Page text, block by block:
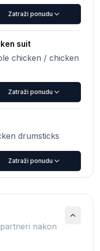
Zatraži ponudu
suit
chicken / chicken
Zatraži ponudu
drumsticks
Zatraži ponudu
nakon